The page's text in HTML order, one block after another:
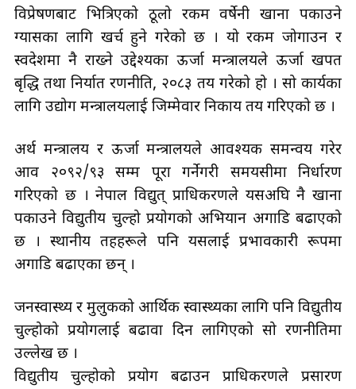
विप्रेषणबाट भित्रिएको ठूलो रकम वर्षेनी खाना पकाउने
ग्यासका लागि खर्च हुने गरेको छ । यो रकम जोगाउन र
स्वदेशमा नै राख्ने उद्देश्यका ऊर्जा मन्त्रालयले ऊर्जा खपत
बृद्धि तथा निर्यात रणनीति, २०८३ तय गरेको हो । सो कार्यका
लागि उद्योग मन्त्रालयलाई जिम्मेवार निकाय तय गरिएको छ ।
अर्थ मन्त्रालय र ऊर्जा मन्त्रालयले आवश्यक समन्वय गरेर
आव २०९२/९३ सम्म पूरा गर्नेगरी समयसीमा निर्धारण
गरिएको छ । नेपाल विद्युत् प्राधिकरणले यसअघि नै खाना
पकाउने विद्युतीय चुल्हो प्रयोगको अभियान अगाडि बढाएको
छ । स्थानीय तहहरूले पनि यसलाई प्रभावकारी रूपमा
अगाडि बढाएका छन् ।
जनस्वास्थ्य र मुलुकको आर्थिक स्वास्थ्यका लागि पनि विद्युतीय
चुल्होको प्रयोगलाई बढावा दिन लागिएको सो रणनीतिमा
उल्लेख छ ।
विद्युतीय चुल्होको प्रयोग बढाउन प्राधिकरणले प्रसारण